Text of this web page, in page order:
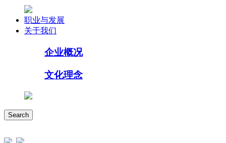
职业与发展
关于我们
企业概况
文化理念
Search